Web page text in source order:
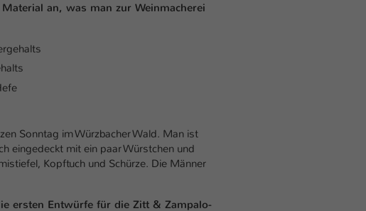
an, was man zur Weinmacherei
Sonntag im Würzbacher Wald. Man ist
eingedeckt mit ein paar Würstchen und
Kopftuch und Schürze. Die Männer
ersten Entwürfe für die Zitt & Zampalo-
Ihrer vorgenommen Einstellungen, falls der
Dieses Cookie ist ein Standard-Session-Cookie
Benutzer wiedererkannt werden und es wird